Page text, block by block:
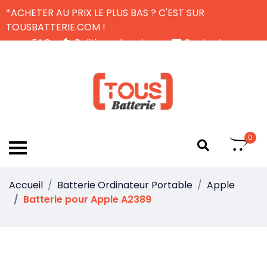
*ACHETER AU PRIX LE PLUS BAS ? C'EST SUR
TOUSBATTERIE.COM !
FAQ
Politique de retour
Contactez-nous
0
Accueil Batterie Ordinateur Portable
Apple
Batterie pour Apple A2389